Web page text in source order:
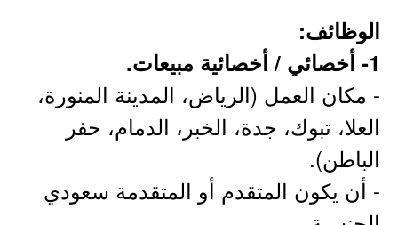
الوظائف:
1- أخصائي / أخصائية مبيعات.
- مكان العمل (الرياض، المدينة المنورة،
العلا، تبوك، جدة، الخبر، الدمام، حفر
الباطن).
- أن يكون المتقدم أو المتقدمة سعودي